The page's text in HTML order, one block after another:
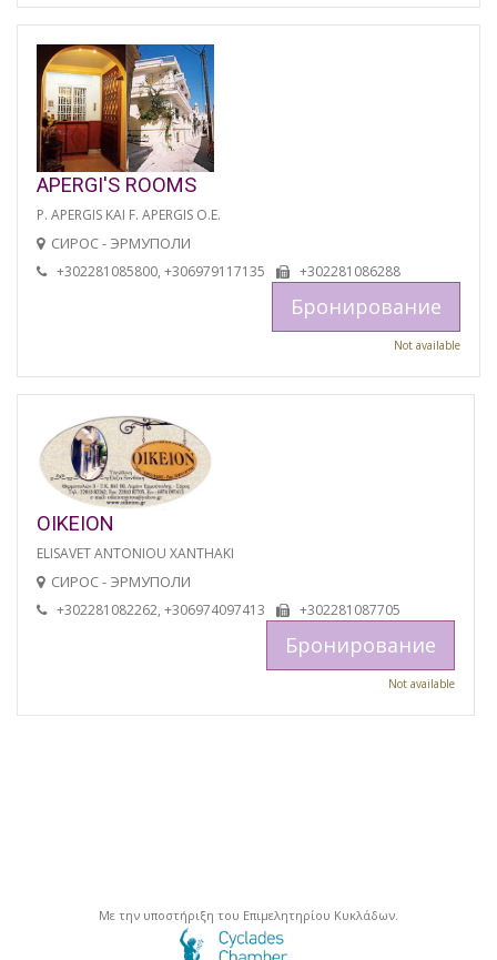
APERGI'S ROOMS
P. APERGIS KAI F. APERGIS O.E.
СИРОС - ЭРМУПОЛИ
+302281085800, +306979117135 +302281086288
Бронирование
Not available
OIKEION
ELISAVET ANTONIOU XANTHAKI
СИРОС - ЭРМУПОЛИ
+302281082262, +306974097413 +302281087705
Бронирование
Not available
Με την υποστήριξη του Επιμελητηρίου Κυκλάδων.